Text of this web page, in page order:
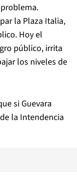
la Plaza Italia,
Hoy el
público, irrita
los niveles de
si Guevara
la Intendencia